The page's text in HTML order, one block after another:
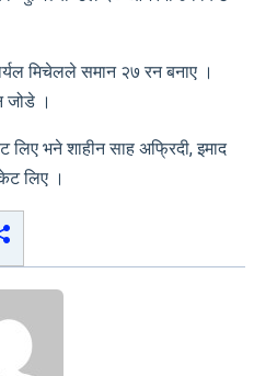
मिचेलले समान २७ रन बनाए ।
जोडे ।
लिए भने शाहीन साह अफ्रिदी, इमाद
लिए ।